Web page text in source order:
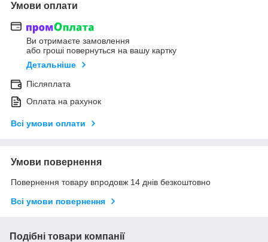
Умови оплати
Ви отримаєте замовлення
або гроші повернуться на вашу картку
Детальніше
Післяплата
Оплата на рахунок
Всі умови оплати
Умови повернення
Повернення товару впродовж 14 днів безкоштовно
Всі умови повернення
Подібні товари компанії